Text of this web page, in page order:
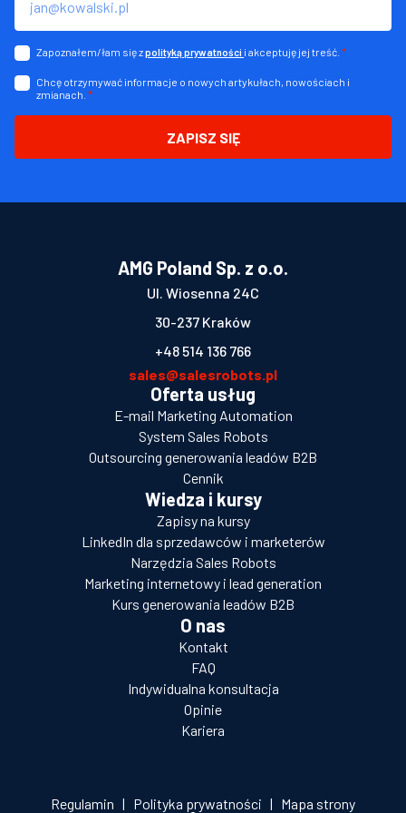
Zapoznałem/łam się zpolityką prywatności i akceptuję jej treść. *
Chcę otrzymywać informacje o nowych artykułach, nowościach i
zmianach. *
ZAPISZ SIĘ
AMG Poland Sp. z o.o.
Ul. Wiosenna 24C
30-237 Kraków
+48 514 136 766
sales@salesrobots.pl
Oferta usług
E-mail Marketing Automation
System Sales Robots
Outsourcing generowania leadów B2B
Cennik
Wiedza i kursy
Zapisy na kursy
LinkedIn dla sprzedawców i marketerów
Narzędzia Sales Robots
Marketing internetowy i lead generation
Kurs generowania leadów B2B
O nas
Kontakt
FAQ
Indywidualna konsultacja
Opinie
Kariera
Regulamin | Polityka prywatności | Mapa strony